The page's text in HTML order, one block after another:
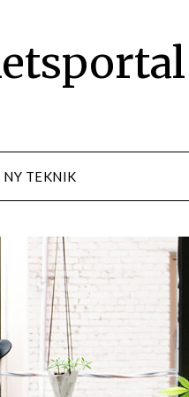
NY TEKNIK